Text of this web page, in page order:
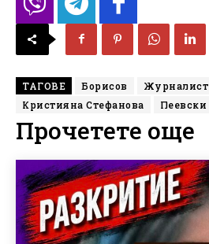
ТАГОВЕ Борисов
Журналист
Кристияна Стефанова
Пеевски
Прочетете още